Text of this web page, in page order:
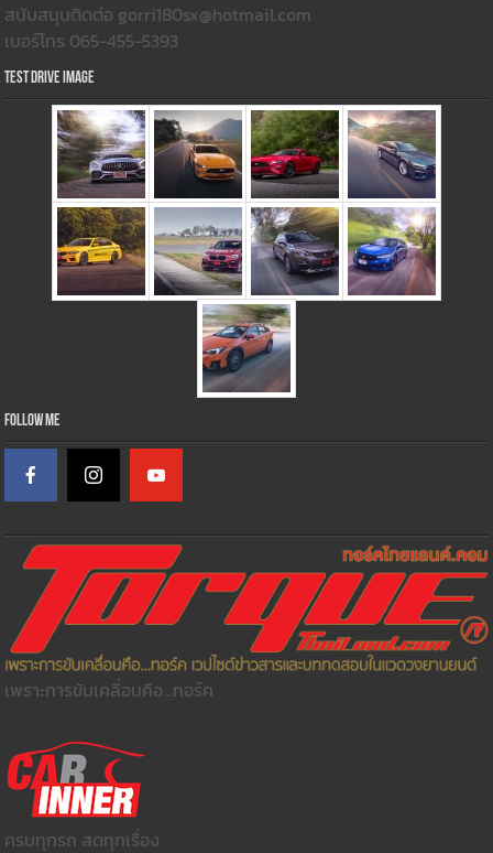
สนับสนุนติดต่อ gorri180sx@hotmail.com
เบอร์โทร 065-455-5393
Test Drive Image
Follow Me
เพราะการขับเคลื่อนคือ...ทอร์ค
ครบทุกรถ สดทุกเรื่อง